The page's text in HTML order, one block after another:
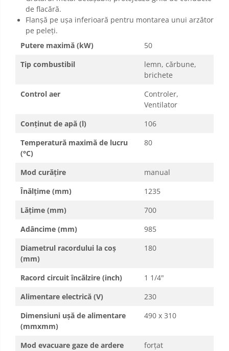
de flacără.
Flanșă pe ușa inferioară pentru montarea unui arzător
pe peleţi.
Putere maximă (kW)
50
Tip combustibil
lemn, cărbune,
brichete
Control aer
Controler,
Ventilator
Conținut de apă (l)
106
Temperatură maximă de lucru
(°C)
80
Mod curățire
manual
Înălțime (mm)
1235
Lățime (mm)
700
Adâncime (mm)
985
Diametrul racordului la coș
(mm)
180
Racord circuit încălzire (inch)
1 1/4"
Alimentare electrică (V)
230
Dimensiuni ușă de alimentare
(mmxmm)
490 x 310
Mod evacuare gaze de ardere
forţat